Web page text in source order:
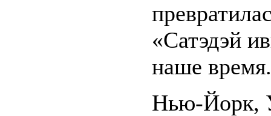
«Сатэдэй
наше время.
Нью-Йорк,